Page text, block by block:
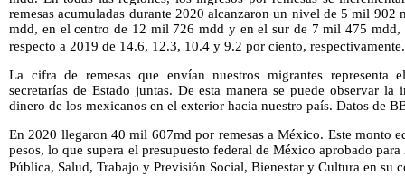
remesas acumuladas durante 2020 alcanzaron un nivel de 5 mil
mdd, en el centro de 12 mil 726 mdd y en el sur de 7 mil 475 mdd,
respecto a 2019 de 14.6, 12.3, 10.4 y 9.2 por ciento, respectivamente.
La cifra de remesas que envían nuestros migrantes representa
secretarías de Estado juntas. De esta manera se puede observar
dinero de los mexicanos en el exterior hacia nuestro país. Datos de
En 2020 llegaron 40 mil 607md por remesas a México. Este monto
pesos, lo que supera el presupuesto federal de México aprobado
Pública, Salud, Trabajo y Previsión Social, Bienestar y Cultura en su